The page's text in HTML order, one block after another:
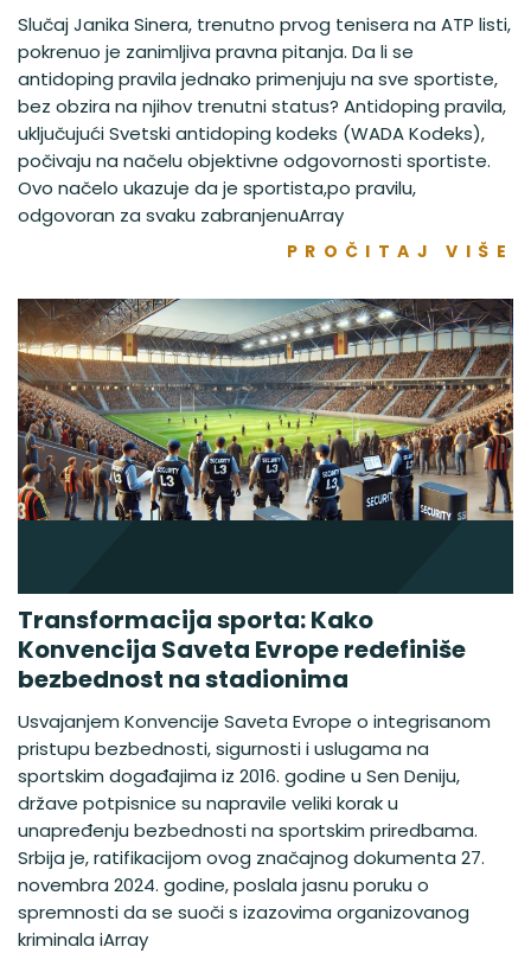
Slučaj Janika Sinera, trenutno prvog tenisera na ATP listi,
pokrenuo je zanimljiva pravna pitanja. Da li se
antidoping pravila jednako primenjuju na sve sportiste,
bez obzira na njihov trenutni status? Antidoping pravila,
uključujući Svetski antidoping kodeks (WADA Kodeks),
počivaju na načelu objektivne odgovornosti sportiste.
Ovo načelo ukazuje da je sportista,po pravilu,
odgovoran za svaku zabranjenuArray
PROČITAJ VIŠE
Transformacija sporta: Kako
Konvencija Saveta Evrope redefiniše
bezbednost na stadionima
Usvajanjem Konvencije Saveta Evrope o integrisanom
pristupu bezbednosti, sigurnosti i uslugama na
sportskim događajima iz 2016. godine u Sen Deniju,
države potpisnice su napravile veliki korak u
unapređenju bezbednosti na sportskim priredbama.
Srbija je, ratifikacijom ovog značajnog dokumenta 27.
novembra 2024. godine, poslala jasnu poruku o
spremnosti da se suoči s izazovima organizovanog
kriminala iArray